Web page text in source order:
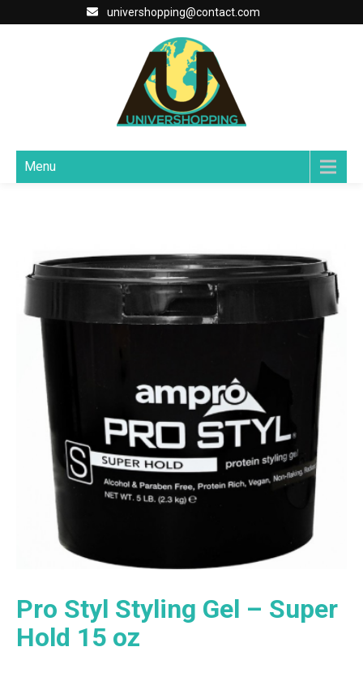
univershopping@contact.com
Menu
Pro Styl Styling Gel – Super
Hold 15 oz